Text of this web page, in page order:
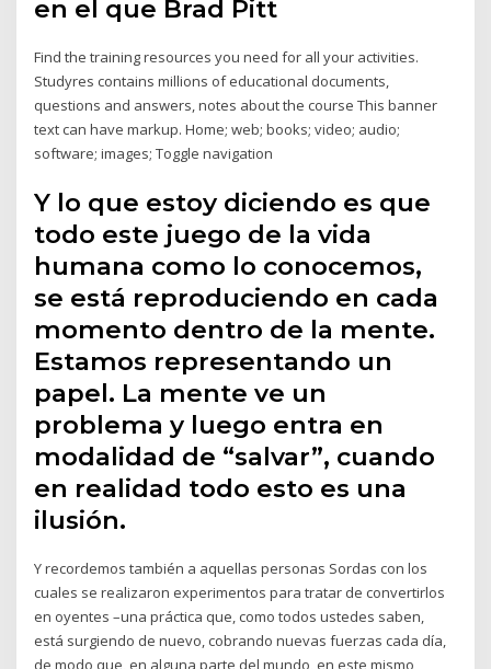
en el que Brad Pitt
Find the training resources you need for all your activities.
Studyres contains millions of educational documents,
questions and answers, notes about the course This banner
text can have markup. Home; web; books; video; audio;
software; images; Toggle navigation
Y lo que estoy diciendo es que
todo este juego de la vida
humana como lo conocemos,
se está reproduciendo en cada
momento dentro de la mente.
Estamos representando un
papel. La mente ve un
problema y luego entra en
modalidad de “salvar”, cuando
en realidad todo esto es una
ilusión.
Y recordemos también a aquellas personas Sordas con los
cuales se realizaron experimentos para tratar de convertirlos
en oyentes –una práctica que, como todos ustedes saben,
está surgiendo de nuevo, cobrando nuevas fuerzas cada día,